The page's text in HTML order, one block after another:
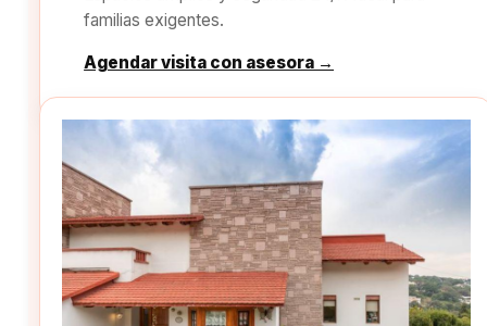
familias exigentes.
Agendar visita con asesora →